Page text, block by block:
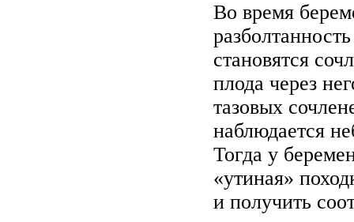
Во время
становятся
плода через
тазовых
наблюдается
Тогда у
«утиная»
и получить